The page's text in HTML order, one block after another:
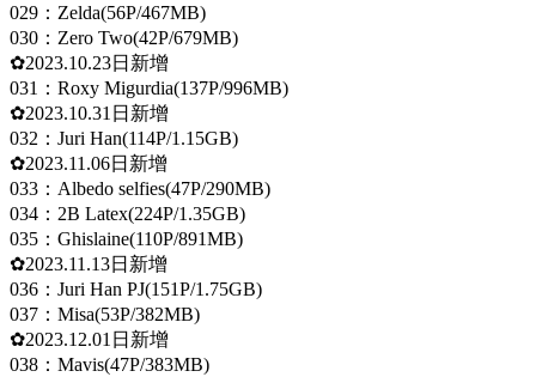
029：Zelda(56P/467MB)
030：Zero Two(42P/679MB)
✿2023.10.23日新增
031：Roxy Migurdia(137P/996MB)
✿2023.10.31日新增
032：Juri Han(114P/1.15GB)
✿2023.11.06日新增
033：Albedo selfies(47P/290MB)
034：2B Latex(224P/1.35GB)
035：Ghislaine(110P/891MB)
✿2023.11.13日新增
036：Juri Han PJ(151P/1.75GB)
037：Misa(53P/382MB)
✿2023.12.01日新增
038：Mavis(47P/383MB)